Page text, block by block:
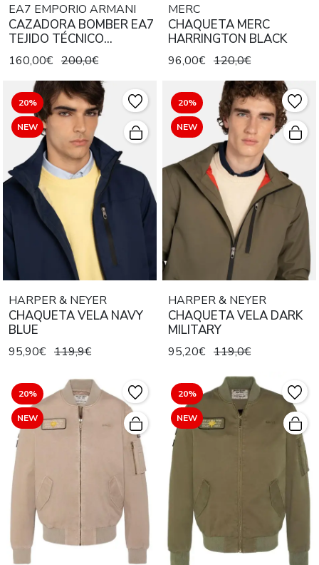
EA7 EMPORIO ARMANI
CAZADORA BOMBER EA7
TEJIDO TÉCNICO
PREMIUM SHIELD
ROASTED CASHEW
160,00€ 200,0€
MERC
CHAQUETA MERC
HARRINGTON BLACK
96,00€ 120,0€
20%
NEW
HARPER & NEYER
CHAQUETA VELA NAVY
BLUE
95,90€ 119,9€
20%
NEW
HARPER & NEYER
CHAQUETA VELA DARK
MILITARY
95,20€ 119,0€
20%
NEW
20%
NEW